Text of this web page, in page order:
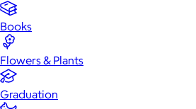
Books
Flowers & Plants
Graduation